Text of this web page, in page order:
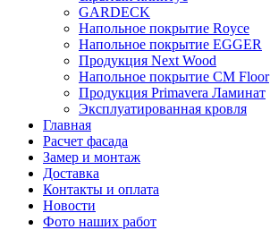
GARDECK
Напольное покрытие Royce
Напольное покрытие EGGER
Продукция Next Wood
Напольное покрытие CM Floor
Продукция Primavera Ламинат
Эксплуатированная кровля
Главная
Расчет фасада
Замер и монтаж
Доставка
Контакты и оплата
Новости
Фото наших работ